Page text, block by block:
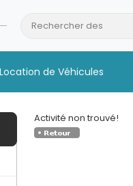
Rechercher des
Location de Véhicules
Activité non trouvé!